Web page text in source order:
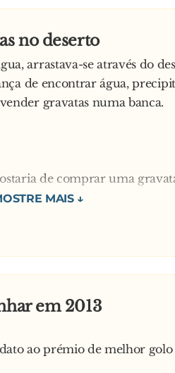
no deserto
arrastava-se através do
de encontrar água,
gravatas numa banca.
de comprar uma
ainda por cima caríssima. Eu
é mesmo encontrar água!
não importa que não queira
ali, a leste, a cerca de
tem toda a água fresca de
a montanha e lá
em 2013
ao prémio de melhor golo